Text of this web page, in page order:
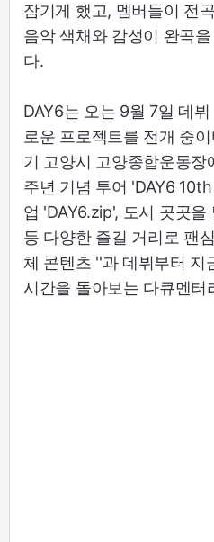
잠기게 했고, 멤버들이 전
음악 색채와 감성이 완곡
다.
DAY6는 오는 9월 7일 데
로운 프로젝트를 전개 중
기 고양시 고양종합운동장
주년 기념 투어 'DAY6
업 'DAY6.zip', 도시 곳곳
등 다양한 즐길 거리로 팬
체 콘텐츠 ''과 데뷔부터 지
시간을 돌아보는 다큐멘터